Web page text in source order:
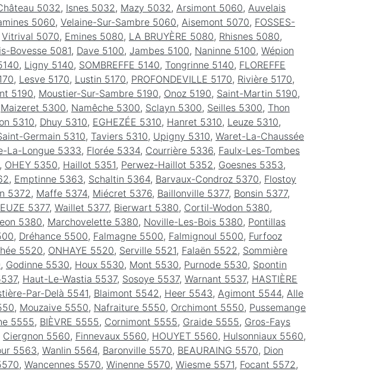
5032, Isnes 5032 , Mazy 5032 , Arsimont 5060, Auvelais
5060, Velaine-Sur-Sambre 5060, Aisemont 5070, FOSSES-
Vitrival 5070, Emines 5080, LA BRUYÈRE 5080, Rhisnes 5080,
Bovesse 5081, Dave 5100, Jambes 5100, Naninne 5100, Wépion
, Ligny 5140, SOMBREFFE 5140, Tongrinne 5140, FLOREFFE
, Lesve 5170, Lustin 5170, PROFONDEVILLE 5170, Rivière 5170,
5190, Moustier-Sur-Sambre 5190, Onoz 5190, Saint-Martin 5190,
Maizeret 5300, Namêche 5300, Sclayn 5300, Seilles 5300, Thon
5310, Dhuy 5310, EGHEZÉE 5310, Hanret 5310, Leuze 5310,
Germain 5310, Taviers 5310, Upigny 5310, Waret-La-Chaussée
La-Longue 5333, Florée 5334, Courrière 5336, Faulx-Les-Tombes
, OHEY 5350, Haillot 5351, Perwez-Haillot 5352 , Goesnes 5353,
, Emptinne 5363, Schaltin 5364, Barvaux-Condroz 5370, Flostoy
5372, Maffe 5374, Miécret 5376, Baillonville 5377, Bonsin 5377,
5377, Waillet 5377, Bierwart 5380, Cortil-Wodon 5380,
5380, Marchovelette 5380, Noville-Les-Bois 5380, Pontillas
, Dréhance 5500, Falmagne 5500, Falmignoul 5500, Furfooz
5520, ONHAYE 5520, Serville 5521, Falaën 5522 , Sommière
, Godinne 5530, Houx 5530, Mont 5530, Purnode 5530, Spontin
, Haut-Le-Wastia 5537, Sosoye 5537, Warnant 5537, HASTIÈRE
Par-Delà 5541, Blaimont 5542 , Heer 5543, Agimont 5544, Alle
, Mouzaive 5550, Nafraiture 5550, Orchimont 5550, Pussemange
5555, BIÈVRE 5555, Cornimont 5555, Graide 5555, Gros-Fays
Ciergnon 5560, Finnevaux 5560, HOUYET 5560, Hulsonniaux 5560,
5563, Wanlin 5564, Baronville 5570, BEAURAING 5570, Dion
, Wancennes 5570, Winenne 5570, Wiesme 5571, Focant 5572 ,